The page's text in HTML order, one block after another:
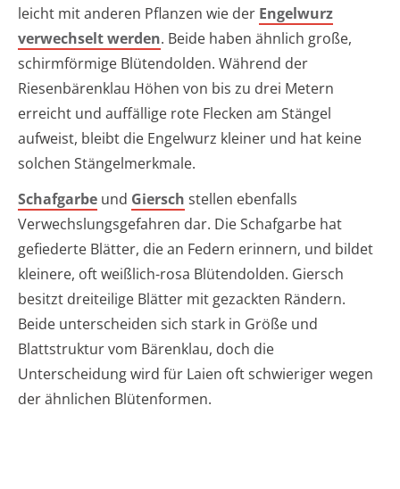
leicht mit anderen Pflanzen wie der Engelwurz
verwechselt werden. Beide haben ähnlich große,
schirmförmige Blütendolden. Während der
Riesenbärenklau Höhen von bis zu drei Metern
erreicht und auffällige rote Flecken am Stängel
aufweist, bleibt die Engelwurz kleiner und hat keine
solchen Stängelmerkmale.
Schafgarbe und Giersch stellen ebenfalls
Verwechslungsgefahren dar. Die Schafgarbe hat
gefiederte Blätter, die an Federn erinnern, und bildet
kleinere, oft weißlich-rosa Blütendolden. Giersch
besitzt dreiteilige Blätter mit gezackten Rändern.
Beide unterscheiden sich stark in Größe und
Blattstruktur vom Bärenklau, doch die
Unterscheidung wird für Laien oft schwieriger wegen
der ähnlichen Blütenformen.